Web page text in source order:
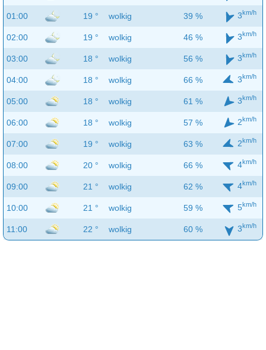
01:00 19 ° wolkig 39 % 3km/h
02:00 19 ° wolkig 46 % 3km/h
03:00 18 ° wolkig 56 % 3km/h
04:00 18 ° wolkig 66 % 3km/h
05:00 18 ° wolkig 61 % 3km/h
06:00 18 ° wolkig 57 % 2km/h
07:00 19 ° wolkig 63 % 2km/h
08:00 20 ° wolkig 66 % 4km/h
09:00 21 ° wolkig 62 % 4km/h
10:00 21 ° wolkig 59 % 5km/h
11:00 22 ° wolkig 60 % 3km/h